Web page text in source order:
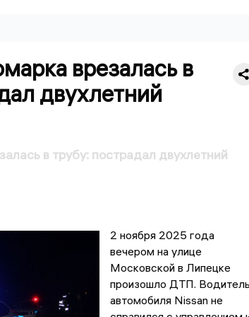
врезалась в
двухлетний
в трубу: пострадал двухлетний
2 ноября 2025 года
вечером на улице
Московской в Липецке
произошло ДТП.
автомобиля Nissan не